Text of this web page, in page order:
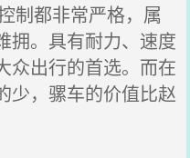
制都非常严格，属
拥。具有耐力、速度
众出行的首选。而在
少，骡车的价值比赵